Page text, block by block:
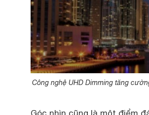
Công nghệ UHD Dimming tăng
Góc nhìn cũng là một điểm